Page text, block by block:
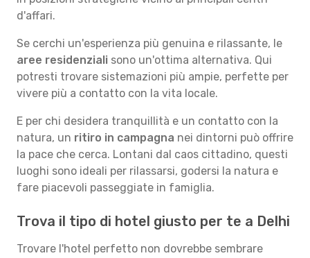
d'affari.
Se cerchi un'esperienza più genuina e rilassante, le
aree residenziali sono un'ottima alternativa. Qui
potresti trovare sistemazioni più ampie, perfette per
vivere più a contatto con la vita locale.
E per chi desidera tranquillità e un contatto con la
natura, un ritiro in campagna nei dintorni può offrire
la pace che cerca. Lontani dal caos cittadino, questi
luoghi sono ideali per rilassarsi, godersi la natura e
fare piacevoli passeggiate in famiglia.
Trova il tipo di hotel giusto per te a Delhi
Trovare l'hotel perfetto non dovrebbe sembrare